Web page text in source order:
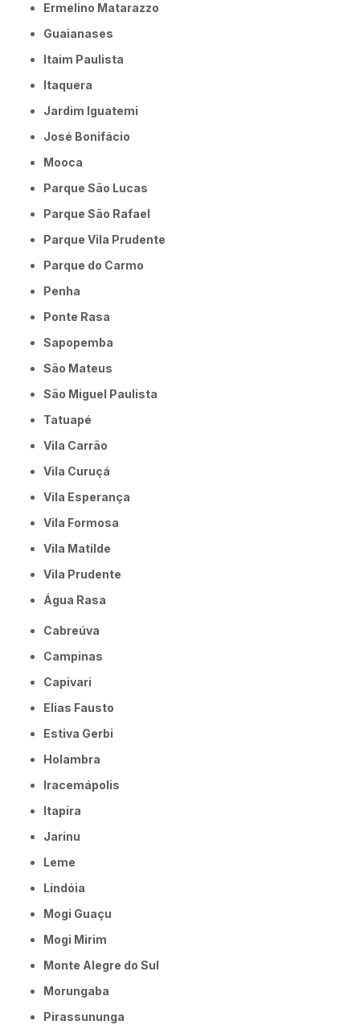
Ermelino Matarazzo
Guaianases
Itaim Paulista
Itaquera
Jardim Iguatemi
José Bonifácio
Mooca
Parque São Lucas
Parque São Rafael
Parque Vila Prudente
Parque do Carmo
Penha
Ponte Rasa
Sapopemba
São Mateus
São Miguel Paulista
Tatuapé
Vila Carrão
Vila Curuçá
Vila Esperança
Vila Formosa
Vila Matilde
Vila Prudente
Água Rasa
Cabreúva
Campinas
Capivari
Elias Fausto
Estiva Gerbi
Holambra
Iracemápolis
Itapira
Jarinu
Leme
Lindóia
Mogi Guaçu
Mogi Mirim
Monte Alegre do Sul
Morungaba
Pirassununga